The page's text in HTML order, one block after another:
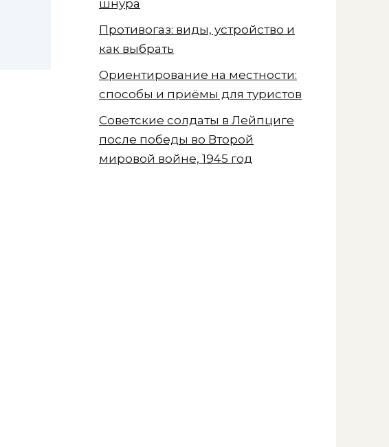
шнура
Противогаз: виды, устройство и
как выбрать
Ориентирование на местности:
способы и приёмы для туристов
Советские солдаты в Лейпциге
после победы во Второй
мировой войне, 1945 год